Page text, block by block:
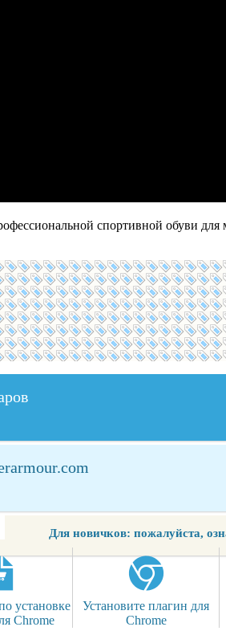
спортивной обуви
Для новичков: пожалуйста,
установке
Chrome
Установите плагин для
Chrome